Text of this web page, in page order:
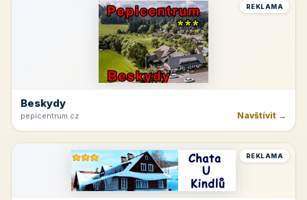
REKLAMA
Beskydy
pepicentrum.cz Navštívit →
REKLAMA